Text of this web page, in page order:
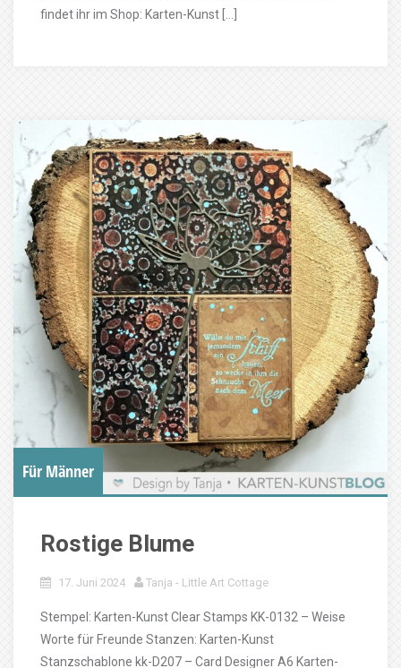
findet ihr im Shop: Karten-Kunst […]
Für Männer
Rostige Blume
17. Juni 2024 Tanja - Little Art Cottage
Stempel: Karten-Kunst Clear Stamps KK-0132 – Weise
Worte für Freunde Stanzen: Karten-Kunst
Stanzschablone kk-D207 – Card Designer A6 Karten-